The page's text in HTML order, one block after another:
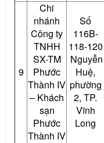
9
Chi
nhánh
Công ty
TNHH
SX-TM
Phước
Thành IV
– Khách
sạn
Phước
Thành IV
Số
116B-
118-120
Nguyễn
Huệ,
phường
2, TP.
Vĩnh
Long